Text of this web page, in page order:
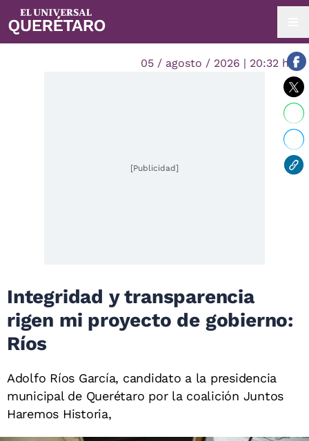
05 / agosto / 2026 | 20:32 hrs.
[Publicidad]
Integridad y transparencia
rigen mi proyecto de gobierno:
Ríos
Adolfo Ríos García, candidato a la presidencia
municipal de Querétaro por la coalición Juntos
Haremos Historia,